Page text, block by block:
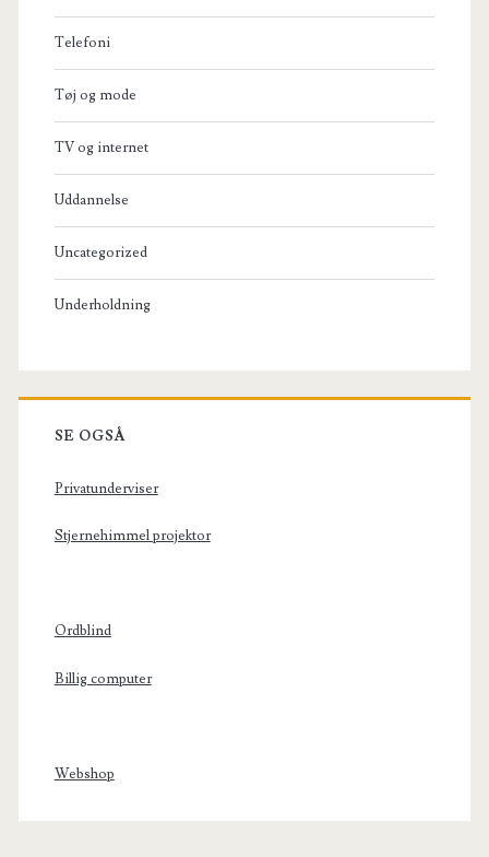
Telefoni
Tøj og mode
TV og internet
Uddannelse
Uncategorized
Underholdning
SE OGSÅ
Privatunderviser
Stjernehimmel projektor
Ordblind
Billig computer
Webshop